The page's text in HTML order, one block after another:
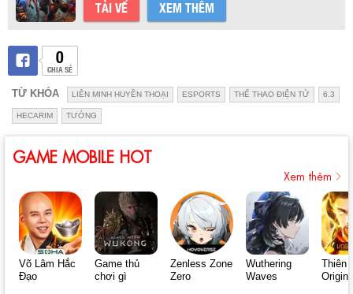
TẢI VỀ XEM THÊM
0
CHIA SẺ
TỪ KHÓA LIÊN MINH HUYỀN THOẠI ESPORTS THỂ THAO ĐIỆN TỬ 6.3
HECARIM TƯỚNG
GAME MOBILE HOT
Xem thêm
Võ Lâm Hắc
Đạo
Game thủ
chơi gì
Zenless Zone
Zero
Wuthering
Waves
Thiên
Origin